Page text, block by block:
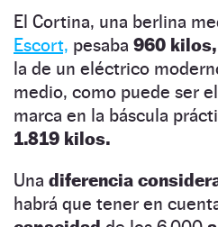
El Cortina, una berlina
Escort, pesaba 960 kilos,
la de un eléctrico
medio, como puede ser el
marca en la báscula
1.819 kilos.
Una diferencia
habrá que tener en